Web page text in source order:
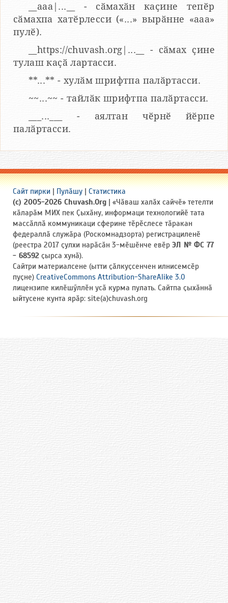
__aaa|...__ - сӑмахӑн каҫине тепӗр
сӑмахпа хатӗрлесси («...» вырӑнне «ааа»
пулӗ).
__https://chuvash.org|...__ - сӑмах ҫине
тулаш каҫӑ лартасси.
**...** - хулӑм шрифтпа палӑртасси.
~~...~~ - тайлӑк шрифтпа палӑртасси.
___...___ - аялтан чӗрнӗ йӗрпе
палӑртасси.
Сайт пирки | Пулӑшу | Статистика
(c) 2005-2026 Chuvash.Org | «Чӑваш халӑх сайчӗ» тетелти
кӑларӑм МИХ пек Ҫыхӑну, информаци технологийӗ тата
массӑллӑ коммуникаци сферине тӗрӗслесе тӑракан
федераллӑ служӑра (Роскомнадзорта) регистрациленӗ
(реестра 2017 ҫулхи нарӑсӑн 3-мӗшӗнче евӗр ЭЛ № ФС 77
- 68592 ҫырса хунӑ).
Сайтри материалсене (ытти ҫӑлкуҫсенчен илнисемсӗр
пуҫне) CreativeCommons Attribution-ShareAlike 3.0
лицензипе килӗшӳллӗн усӑ курма пулать. Сайтпа ҫыхӑннӑ
ыйтусене кунта ярӑр: site(a)chuvash.org